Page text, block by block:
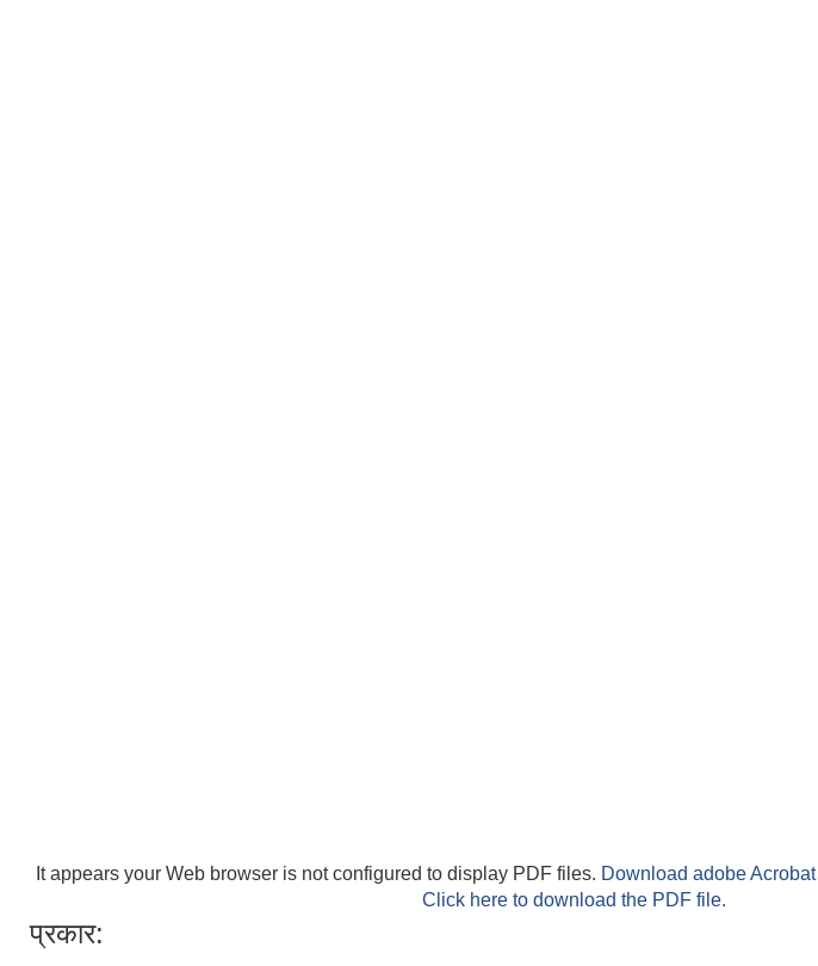
It appears your Web browser is not configured to display PDF files. Download adobe Acrobat
Click here to download the PDF file.
प्रकार: